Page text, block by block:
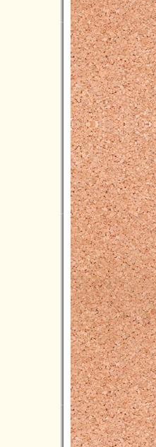
2024年04月(5)
2024年03月(7)
2024年02月(2)
2024年01月(6)
2023年12月(4)
2023年11月(11)
2023年10月(8)
2023年09月(3)
2023年08月(3)
2023年07月(5)
2023年06月(4)
2023年05月(4)
2023年04月(5)
2023年03月(3)
2023年02月(5)
2023年01月(4)
2022年12月(7)
2022年11月(7)